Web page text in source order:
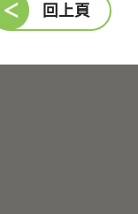
回上頁